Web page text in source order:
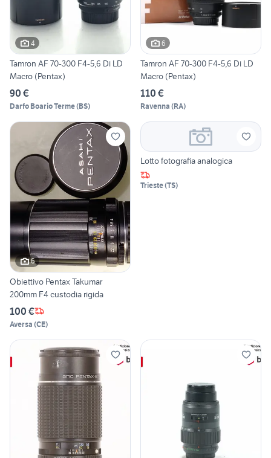
4
Tamron AF 70-300 F4-5,6 Di LD
Macro (Pentax)
90 €
Darfo Boario Terme(BS)
6
Tamron AF 70-300 F4-5,6 Di LD
Macro (Pentax)
110 €
Ravenna (RA)
6
Obiettivo Pentax Takumar
200mm F4 custodia rigida
100 €
Aversa (CE)
Lotto fotografia analogica
Trieste(TS)